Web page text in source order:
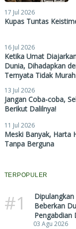
17 Jul 2026
Kupas Tuntas
16 Jul 2026
Ketika Umat
Dunia, Dihadapkan
Ternyata Tidak Murah
13 Jul 2026
Jangan Coba-coba,
Berikut Dalilnya!
11 Jul 2026
Meski Banyak, Harta
Tanpa Berguna
TERPOPULER
#1
Beberkan
Pengabdian
03 Agu 2026